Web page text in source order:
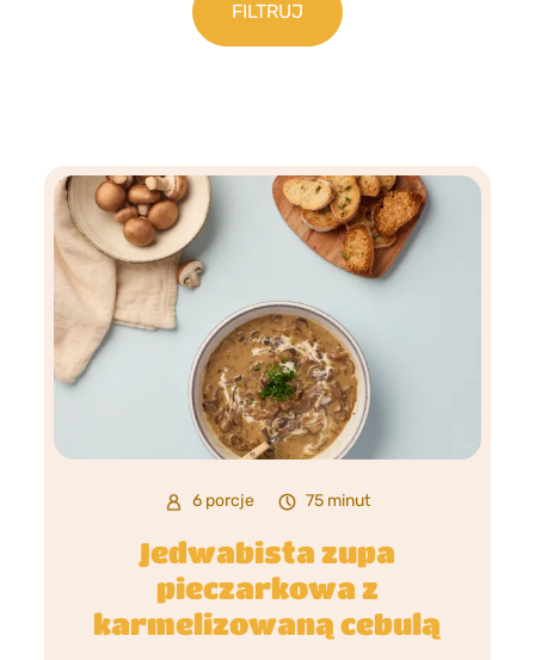
6 porcje 75 minut
Jedwabista zupa
pieczarkowa z
karmelizowaną cebulą